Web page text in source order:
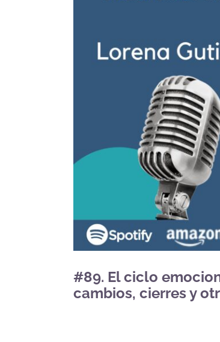
#89. El ciclo
cambios, cierres y